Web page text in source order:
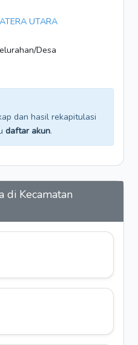
UTARA
Desa
dan hasil rekapitulasi
daftar akun.
di Kecamatan